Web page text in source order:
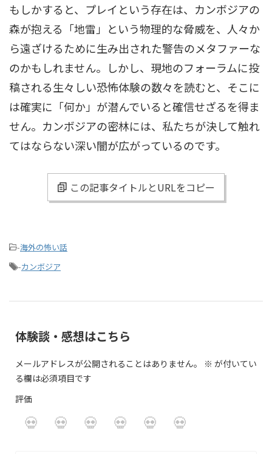
もしかすると、プレイという存在は、カンボジアの
森が抱える「地雷」という物理的な脅威を、人々か
ら遠ざけるために生み出された警告のメタファーな
のかもしれません。しかし、現地のフォーラムに投
稿される生々しい恐怖体験の数々を読むと、そこに
は確実に「何か」が潜んでいると確信せざるを得ま
せん。カンボジアの密林には、私たちが決して触れ
てはならない深い闇が広がっているのです。
この記事タイトルとURLをコピー
-海外の怖い話
-カンボジア
体験談・感想はこちら
メールアドレスが公開されることはありません。 ※ が付いてい
る欄は必須項目です
評価